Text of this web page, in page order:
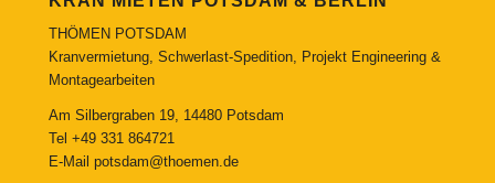
THÖMEN POTSDAM
Kranvermietung, Schwerlast-Spedition, Projekt Engineering &
Montagearbeiten
Am Silbergraben 19, 14480 Potsdam
Tel +49 331 864721
E-Mail potsdam@thoemen.de